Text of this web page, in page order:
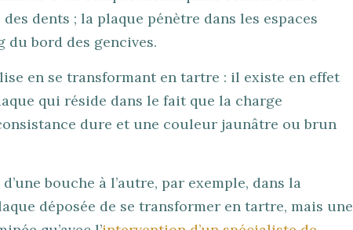
dents ; la plaque pénètre dans les espaces
bord des gencives.
en se transformant en tartre : il existe en effet
qui réside dans le fait que la charge
dure et une couleur jaunâtre ou brun
bouche à l’autre, par exemple, dans la
déposée de se transformer en tartre, mais une